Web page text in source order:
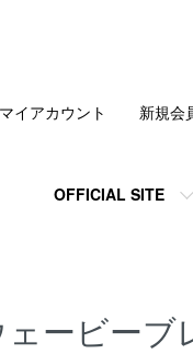
OFFICIAL SITE
マイアカウント 新規会
ービーブ